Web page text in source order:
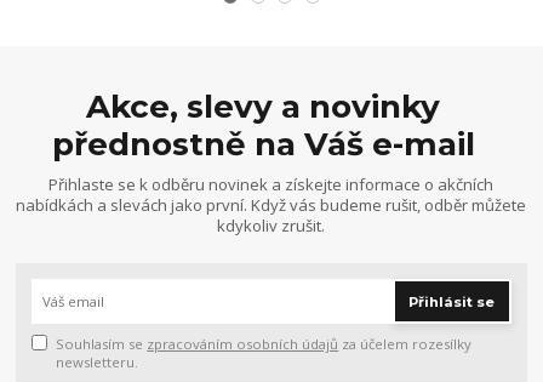
Akce, slevy a novinky
přednostně na Váš e-mail
Přihlaste se k odběru novinek a získejte informace o akčních
nabídkách a slevách jako první. Když vás budeme rušit, odběr můžete
kdykoliv zrušit.
Přihlásit se
Souhlasím se zpracováním osobních údajů za účelem rozesílky
newsletteru.